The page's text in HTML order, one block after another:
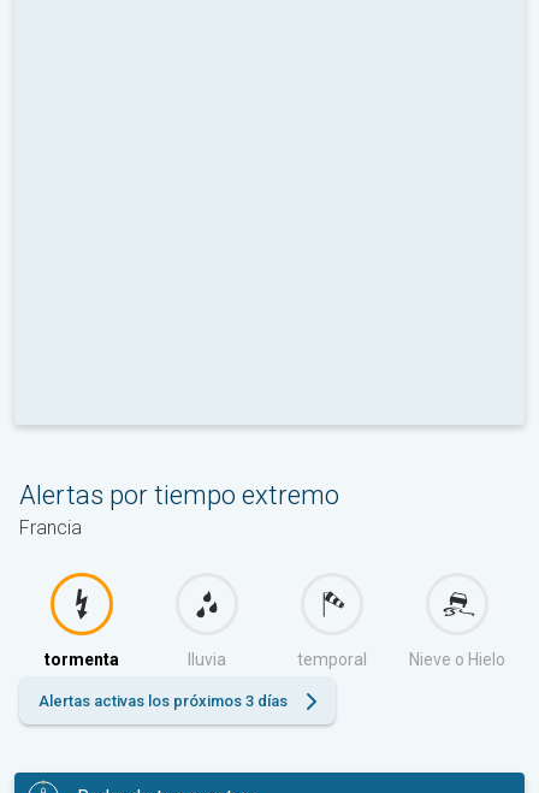
Alertas por tiempo extremo
Francia
tormenta lluvia temporal Nieve o Hielo
Alertas activas los próximos 3 días